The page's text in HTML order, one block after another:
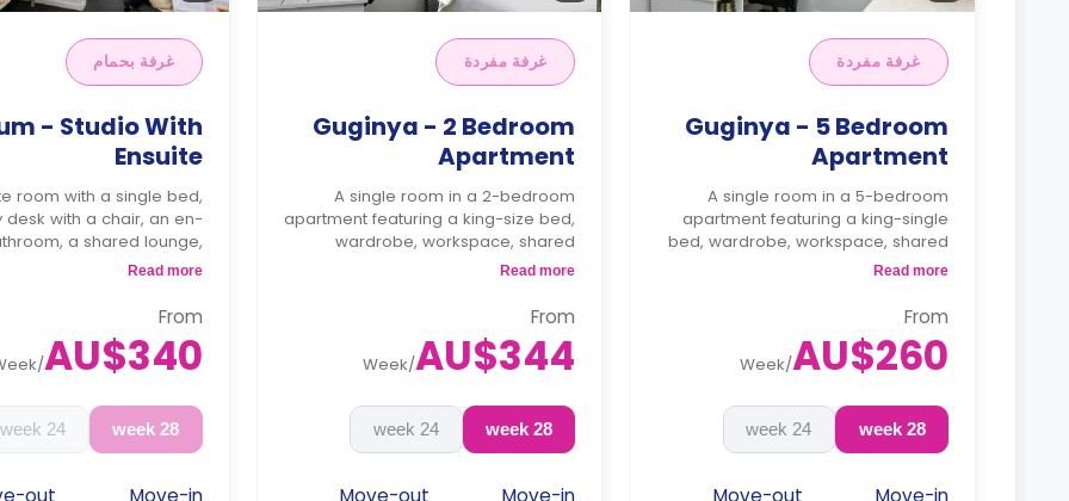
غرفة مفردة
Guginya - 5 Bedroom
Apartment
A single room in a 5-bedroom
apartment featuring a king-single
bed, wardrobe, workspace, shared
bathroom and shared kitchen.
Read more
From
AU$260
/
Week
28 week
24 week
Move-in
Move-out
غرفة مفردة
Guginya - 2 Bedroom
Apartment
A single room in a 2-bedroom
apartment featuring a king-size bed,
wardrobe, workspace, shared
bathroom and shared kitchen
Read more
From
AU$344
/
Week
28 week
24 week
Move-in
Move-out
غرفة بحمام
- Studio With
Ensuite
room with a single bed,
a shared lounge,
and a kitchen.
Read more
From
AU$340
/
28 week
24 week
Move-in
out